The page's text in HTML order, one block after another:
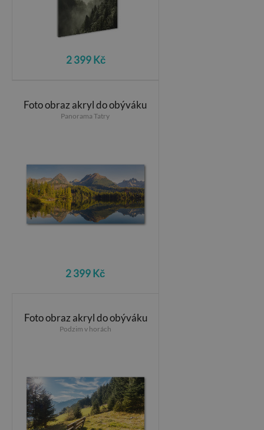
2 399 Kč
Foto obraz akryl do obýváku
Panorama Tatry
2 399 Kč
Foto obraz akryl do obýváku
Podzim v horách